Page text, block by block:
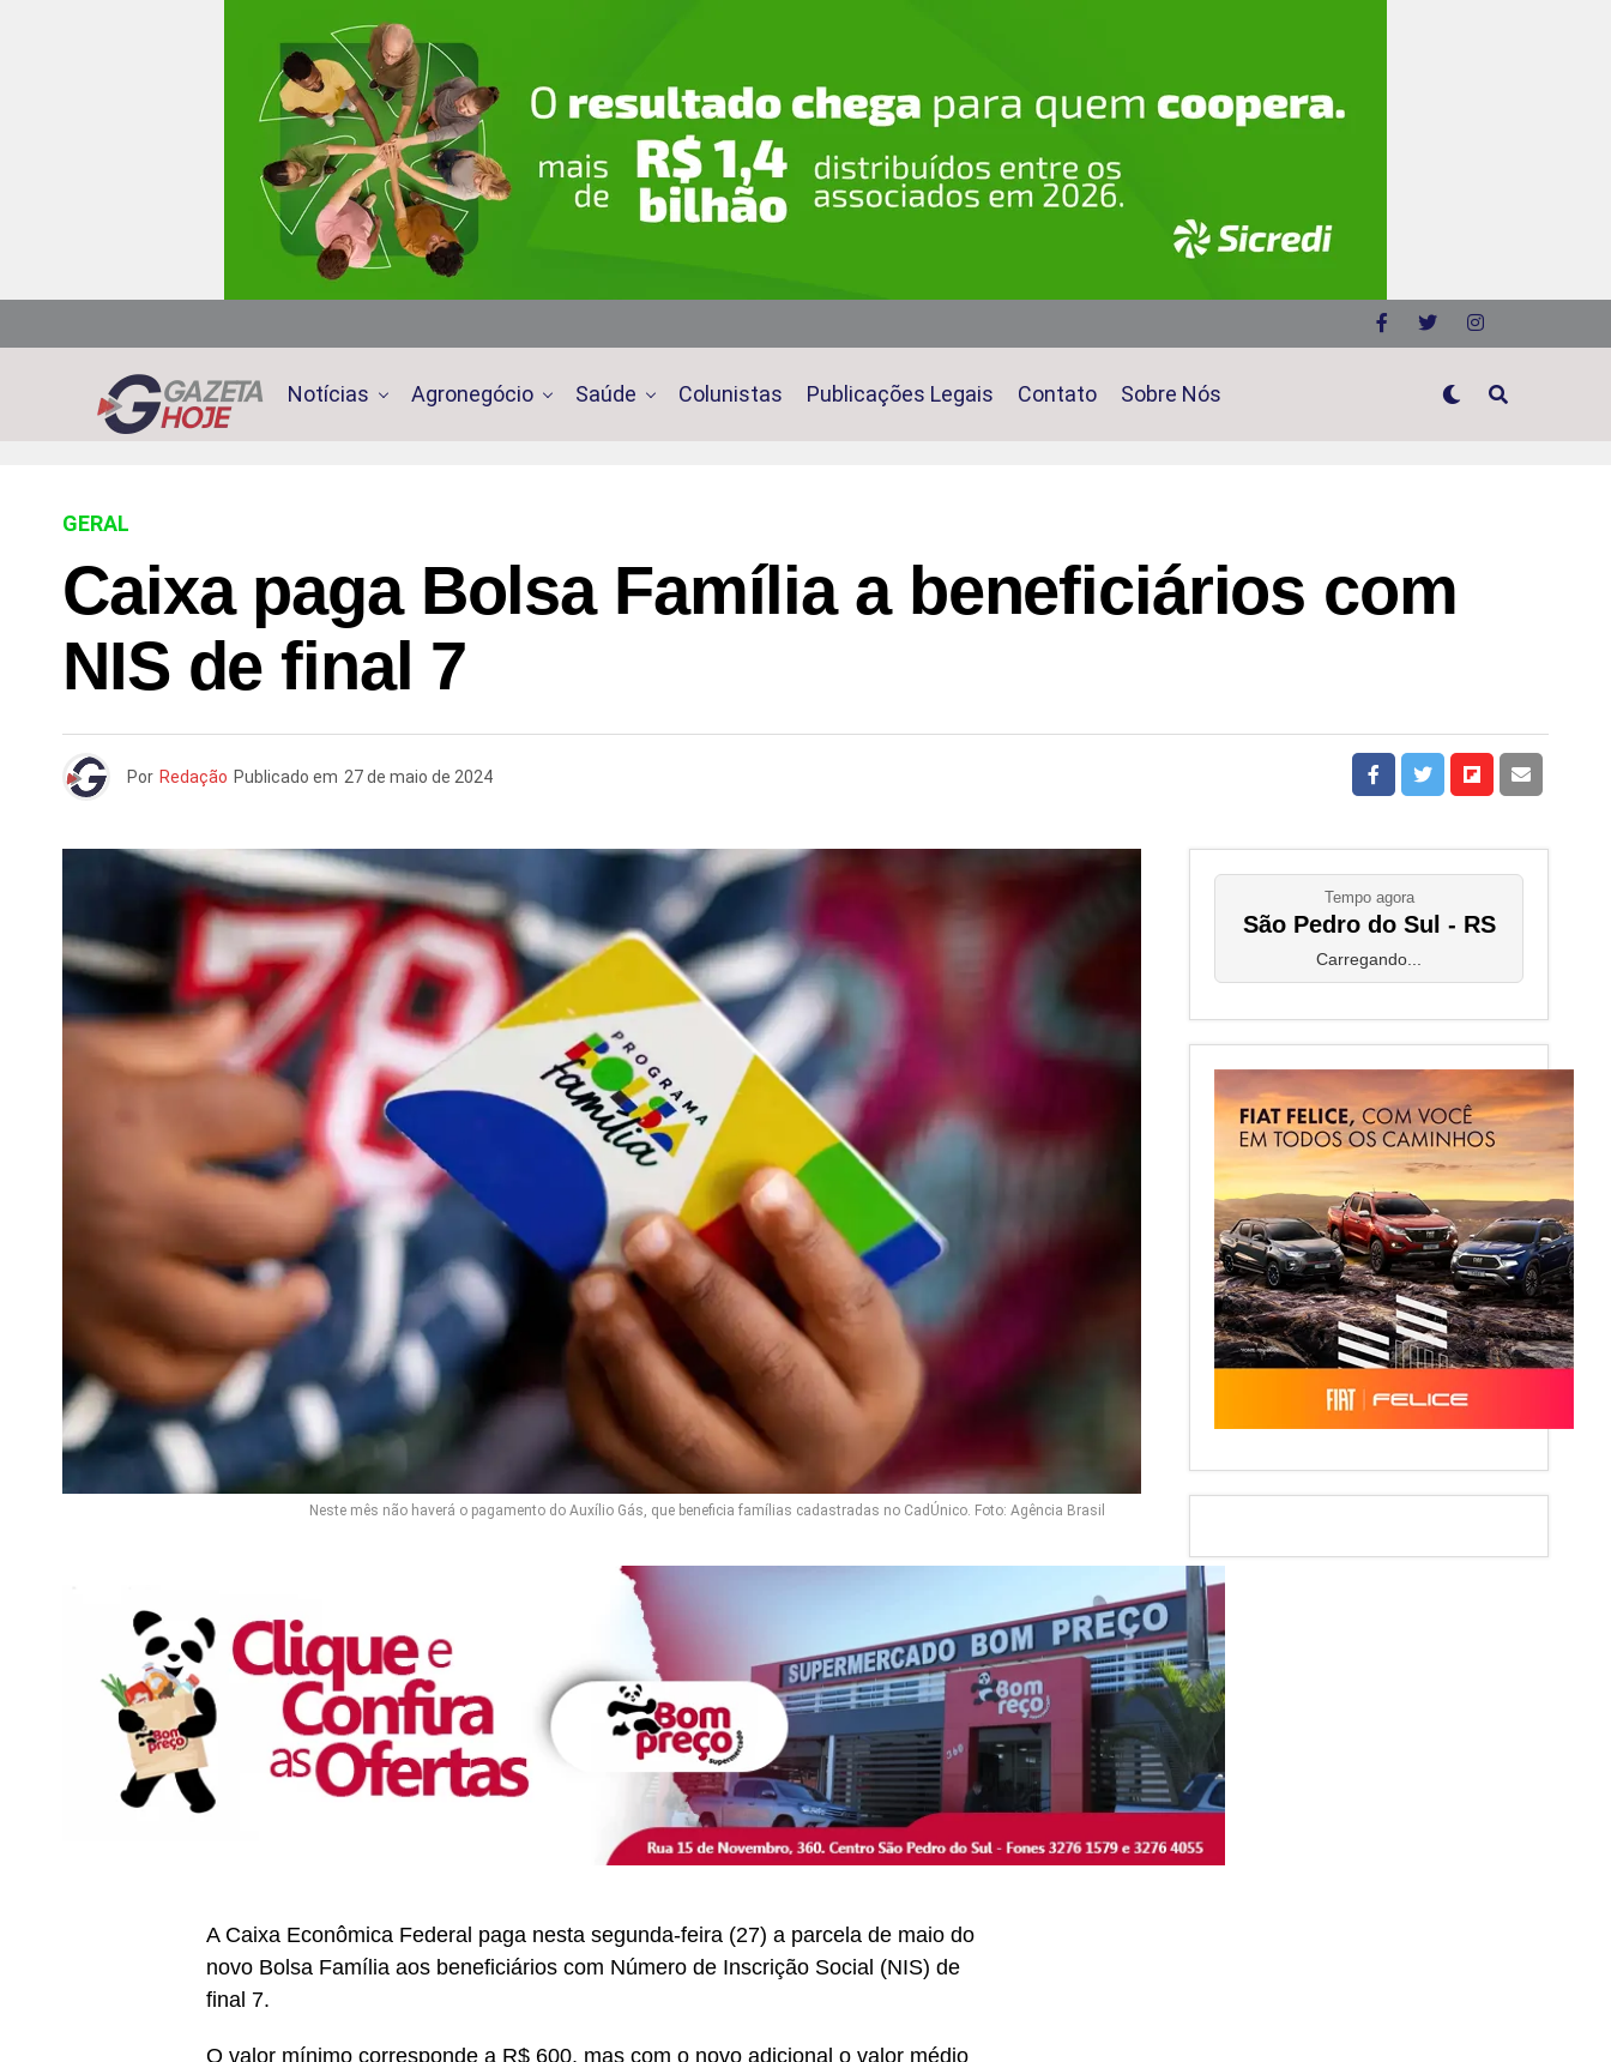
Notícias Agronegócio Saúde Colunistas Publicações Legais Contato Sobre Nós
GERAL
Caixa paga Bolsa Família a beneficiários com
NIS de final 7
Por Redação Publicado em 27 de maio de 2024
Neste mês não haverá o pagamento do Auxílio Gás, que beneficia famílias cadastradas no CadÚnico. Foto: Agência Brasil
A Caixa Econômica Federal paga nesta segunda-feira (27) a parcela de maio do
novo Bolsa Família aos beneficiários com Número de Inscrição Social (NIS) de
final 7.
O valor mínimo corresponde a R$ 600, mas com o novo adicional o valor médio
Tempo agora
São Pedro do Sul - RS
Carregando...